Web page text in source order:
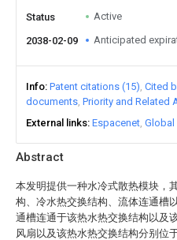
Abstract
本发明提供一种水冷式散热模块，
构、冷水热交换结构、流体连通槽
通槽连通于该热水热交换结构以及
风扇以及该热水热交换结构分别位
Status Active
2038-02-09 Anticipated
Info Patent citations (15) Cited
documents Priority and Related
External links Espacenet Global